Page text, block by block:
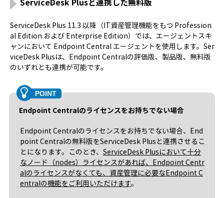
ServiceDesk Plus 11.3 以降（IT資産管理機能をもつ Profession
al Edition および Enterprise Edition）では、エージェントスキ
ャンにおいて Endpoint Central エージェントを使用します。Ser
viceDesk Plusは、Endpoint Centralの評価版、製品版、無料版
のいずれとも連携が可能です。
Endpoint Centralのライセンスをお持ちでない場合
Endpoint Centralのライセンスをお持ちでない場合、End
point Centralの無料版をServiceDesk Plusと連携させるこ
とになります。このとき、 ServiceDesk Plusにおいて十分
なノード（nodes）ライセンスがあれば、Endpoint Centr
alのライセンスがなくても、資産管理に必要なEndpoint C
entralの機能をご利用いただけます。